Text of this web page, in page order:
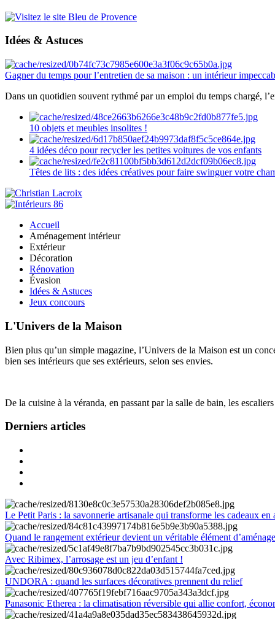
Idées & Astuces
Gagner du temps pour l’entretien de sa maison : un intérieur
Dans un quotidien souvent rythmé par un emploi du temps chargé,
10 objets et meubles insolites !
4 idées déco pour recycler les petites voitures de vos enfants
Têtes de lits : des idées créatives pour faire swinguer votre
Accueil
Aménagement intérieur
Extérieur
Décoration
Rénovation
Évasion
Idées & Astuces
Jeux concours
L'Univers de la Maison
Bien plus qu’un simple magazine, l’Univers de la Maison est un
bien ses intérieurs que ses extérieurs, selon ses envies.
De la cuisine à la véranda, en passant par la salle de bain, les
Derniers articles
Le Petit Paris : la savonnerie artisanale qui transforme les cadeaux en
Quand le rangement extérieur devient un véritable élément
Avec Ribimex, l’arrosage est un jeu d’enfant !
UNDORA : quand les surfaces décoratives prennent du relief
Panasonic Etherea : la climatisation réversible qui allie confort,